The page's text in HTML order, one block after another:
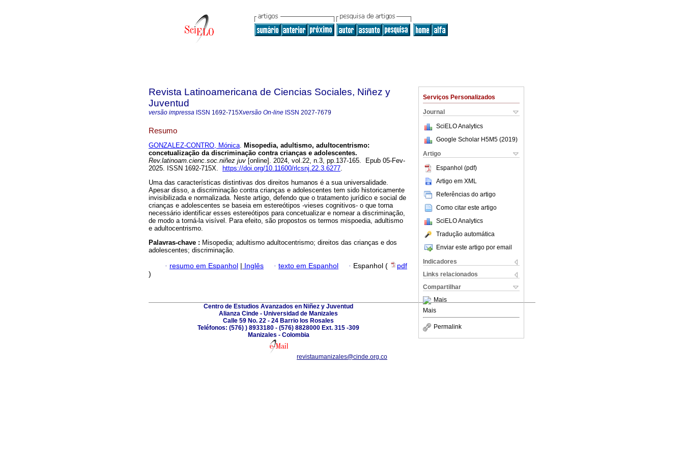
Serviços Personalizados
Journal
SciELO Analytics
Google Scholar H5M5 (2019)
Artigo
Espanhol (pdf)
Artigo em XML
Referências do artigo
Como citar este artigo
SciELO Analytics
Tradução automática
Enviar este artigo por email
Indicadores
Links relacionados
Compartilhar
Mais
Mais
Permalink
Revista Latinoamericana de Ciencias Sociales, Niñez y
Juventud
versão impressa ISSN 1692-715Xversão On-line ISSN 2027-7679
Resumo
GONZALEZ-CONTRO, Mónica. Misopedia, adultismo, adultocentrismo:
concetualização da discriminação contra crianças e adolescentes.
Rev.latinoam.cienc.soc.niñez juv [online]. 2024, vol.22, n.3, pp.137-165. Epub 05-Fev-
2025. ISSN 1692-715X.
https://doi.org/10.11600/rlcsnj.22.3.6277.
Uma das características distintivas dos direitos humanos é a sua universalidade.
Apesar disso, a discriminação contra crianças e adolescentes tem sido historicamente
invisibilizada e normalizada. Neste artigo, defendo que o tratamento jurídico e social de
crianças e adolescentes se baseia em estereótipos -vieses cognitivos- o que torna
necessário identificar esses estereótipos para concetualizar e nomear a discriminação,
de modo a torná-la visível. Para efeito, são propostos os termos mispoedia, adultismo
e adultocentrismo.
Palavras-chave : Misopedia; adultismo adultocentrismo; direitos das crianças e dos
adolescentes; discriminação.
· resumo em Espanhol | Inglês · texto em Espanhol · Espanhol (
pdf
)
Centro de Estudios Avanzados en Niñez y Juventud
Alianza Cinde - Universidad de Manizales
Calle 59 No. 22 - 24 Barrio los Rosales
Teléfonos: (576) ) 8933180 - (576) 8828000 Ext. 315 -309
Manizales - Colombia
revistaumanizales@cinde.org.co